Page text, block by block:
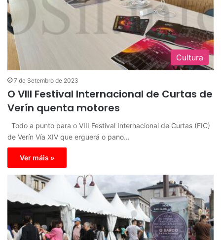
Cultura
7 de Setembro de 2023
O VIII Festival Internacional de Curtas de
Verín quenta motores
Todo a punto para o VIII Festival Internacional de Curtas (FIC)
de Verín Vía XIV que erguerá o pano…
Ver máis »